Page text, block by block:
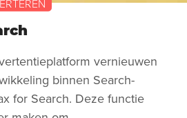
vernieuwen
binnen Search-
for Search. Deze functie